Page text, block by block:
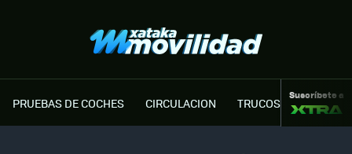
PRUEBAS DE COCHES CIRCULACION TRUCOS MOTOR
Suscríbete a